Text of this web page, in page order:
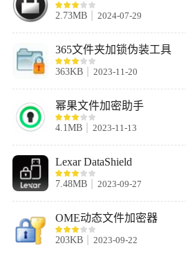
软件特色
它使用128位密钥，该密钥是MD5消息摘
PicoCrypt是一款不那么繁重的软件，它
部分中的平均程序要大。
PicoCrypt在CBC模式下使用Blowfish加密
它使用128位密钥，该密钥是MD5消息摘
随时复制此实用程序并将其分发给朋友
它的人。
更新日志
2.73MB 2024-07-29
365文件夹加锁伪装工具
363KB 2023-11-20
幂果文件加密助手
4.1MB 2023-11-13
Lexar DataShield
7.48MB 2023-09-27
OME动态文件加密器
203KB 2023-09-22